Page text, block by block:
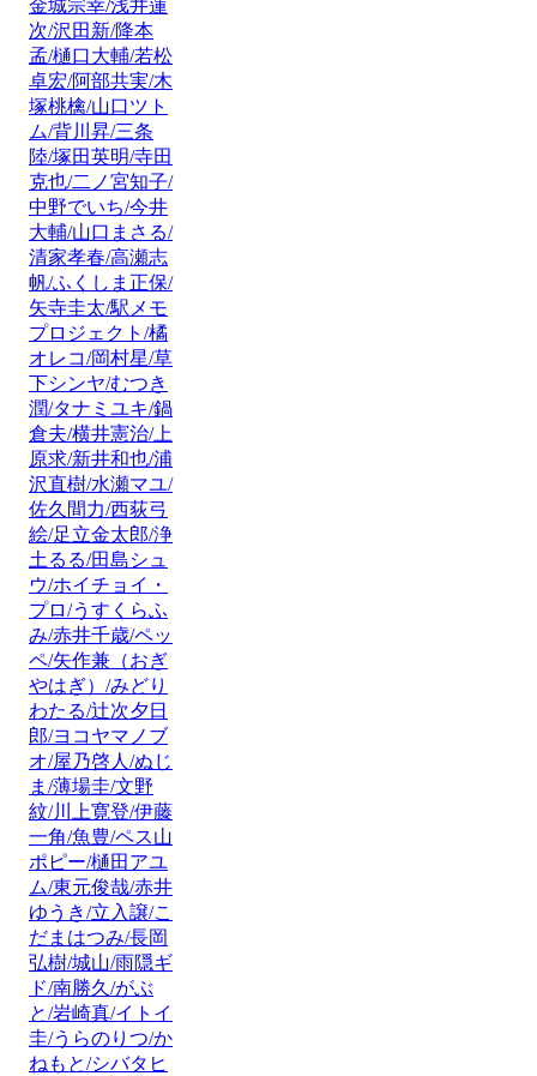
金城宗幸/浅井蓮
次/沢田新/降本
孟/樋口大輔/若松
卓宏/阿部共実/木
塚桃檎/山口ツト
ム/背川昇/三条
陸/塚田英明/寺田
克也/二ノ宮知子/
中野でいち/今井
大輔/山口まさる/
清家孝春/高瀬志
帆/ふくしま正保/
矢寺圭太/駅メモ
プロジェクト/橘
オレコ/岡村星/草
下シンヤ/むつき
潤/タナミユキ/鍋
倉夫/横井憲治/上
原求/新井和也/浦
沢直樹/水瀬マユ/
佐久間力/西荻弓
絵/足立金太郎/浄
土るる/田島シュ
ウ/ホイチョイ・
プロ/うすくらふ
み/赤井千歳/ペッ
ペ/矢作兼（おぎ
やはぎ）/みどり
わたる/辻次夕日
郎/ヨコヤマノブ
オ/屋乃啓人/ぬじ
ま/薄場圭/文野
紋/川上寛登/伊藤
一角/魚豊/ペス山
ポピー/樋田アユ
ム/東元俊哉/赤井
ゆうき/立入譲/こ
だまはつみ/長岡
弘樹/城山/雨隠ギ
ド/南勝久/がぶ
と/岩崎真/イトイ
圭/うらのりつ/か
ねもと/シバタヒ